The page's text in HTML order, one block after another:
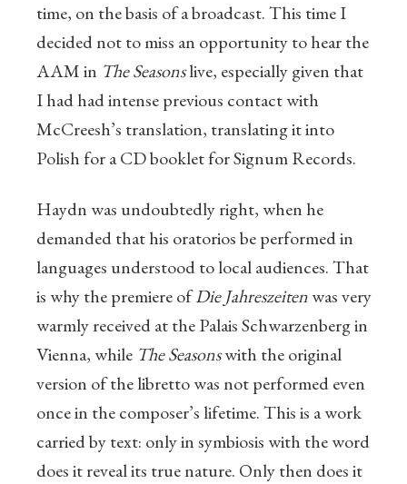
time, on the basis of a broadcast. This time I
decided not to miss an opportunity to hear the
AAM in The Seasonslive, especially given that
I had had intense previous contact with
McCreesh’s translation, translating it into
Polish for a CD booklet for Signum Records.
Haydn was undoubtedly right, when he
demanded that his oratorios be performed in
languages understood to local audiences. That
is why the premiere ofDie Jahreszeitenwas very
warmly received at the Palais Schwarzenberg in
Vienna, while The Seasonswith the original
version of the libretto was not performed even
once in the composer’s lifetime. This is a work
carried by text: only in symbiosis with the word
does it reveal its true nature. Only then does it